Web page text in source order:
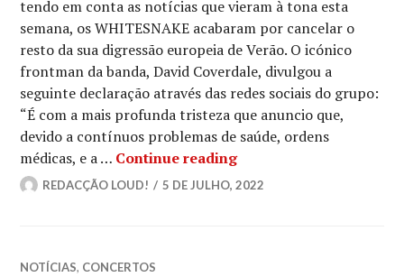
tendo em conta as notícias que vieram à tona esta
semana, os WHITESNAKE acabaram por cancelar o
resto da sua digressão europeia de Verão. O icónico
frontman da banda, David Coverdale, divulgou a
seguinte declaração através das redes sociais do grupo:
“É com a mais profunda tristeza que anuncio que,
devido a contínuos problemas de saúde, ordens
médicas, e a … Continue readingWHITESNAKE:
REDACÇÃO LOUD! 5 DE JULHO, 2022
NOTÍCIAS, CONCERTOS